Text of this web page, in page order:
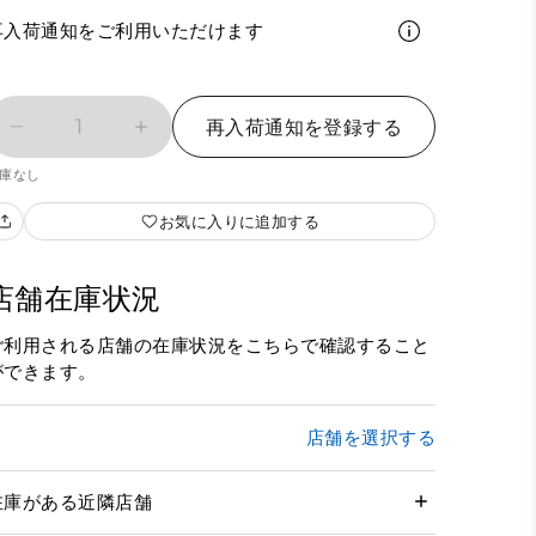
入荷通知をご利用いただけます
1 再入荷通知を登録する
なし
お気に入りに追加する
舗在庫状況
利用される店舗の在庫状況をこちらで確認すること
きます。
店舗を選択する
庫がある近隣店舗